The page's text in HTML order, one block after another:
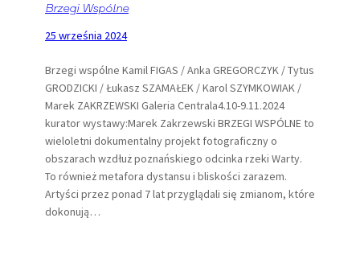
Brzegi Wspólne
25 września 2024
Brzegi wspólne Kamil FIGAS / Anka GREGORCZYK / Tytus
GRODZICKI / Łukasz SZAMAŁEK / Karol SZYMKOWIAK /
Marek ZAKRZEWSKI Galeria Centrala4.10-9.11.2024
kurator wystawy:Marek Zakrzewski BRZEGI WSPÓLNE to
wieloletni dokumentalny projekt fotograficzny o
obszarach wzdłuż poznańskiego odcinka rzeki Warty.
To również metafora dystansu i bliskości zarazem.
Artyści przez ponad 7 lat przyglądali się zmianom, które
dokonują…